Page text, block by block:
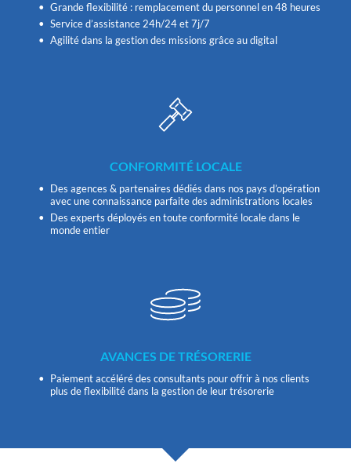
Grande flexibilité : remplacement du personnel en 48 heures
Service d’assistance 24h/24 et 7j/7
Agilité dans la gestion des missions grâce au digital
CONFORMITÉ LOCALE
Des agences & partenaires dédiés dans nos pays d’opération
avec une connaissance parfaite des administrations locales
Des experts déployés en toute conformité locale dans le
monde entier
AVANCES DE TRÉSORERIE
Paiement accéléré des consultants pour offrir à nos clients
plus de flexibilité dans la gestion de leur trésorerie